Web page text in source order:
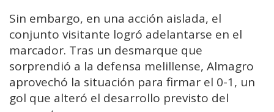
Sin embargo, en una acción aislada, el
conjunto visitante logró adelantarse en el
marcador. Tras un desmarque que
sorprendió a la defensa melillense, Almagro
aprovechó la situación para firmar el 0-1, un
gol que alteró el desarrollo previsto del